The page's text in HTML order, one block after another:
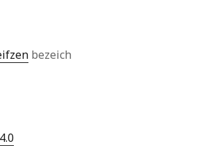
bezeich